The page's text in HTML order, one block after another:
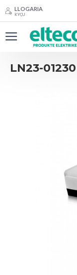
LLOGARIA
KYÇU
LN23-01230